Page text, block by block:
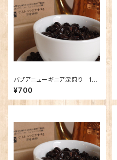
パプアニューギニア深煎り 10
0g
¥700